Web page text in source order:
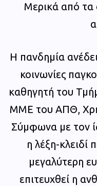
Μερικά από
Η πανδημία
κοινωνίες
καθηγητή του
ΜΜΕ του ΑΠΘ,
Σύμφωνα με τον
η λέξη-κλειδί
μεγαλύτερη
επιτευχθεί η